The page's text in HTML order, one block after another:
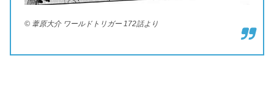
© 葦原大介 ワールドトリガー 172話より